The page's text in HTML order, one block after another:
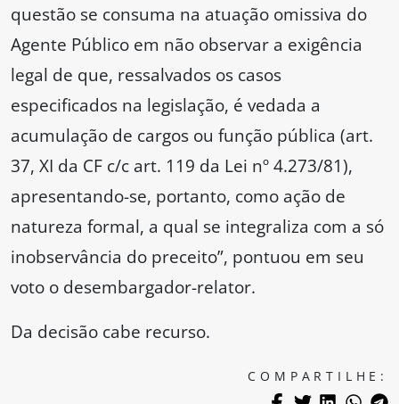
questão se consuma na atuação omissiva do
Agente Público em não observar a exigência
legal de que, ressalvados os casos
especificados na legislação, é vedada a
acumulação de cargos ou função pública (art.
37, XI da CF c/c art. 119 da Lei nº 4.273/81),
apresentando-se, portanto, como ação de
natureza formal, a qual se integraliza com a só
inobservância do preceito”, pontuou em seu
voto o desembargador-relator.
Da decisão cabe recurso.
COMPARTILHE: